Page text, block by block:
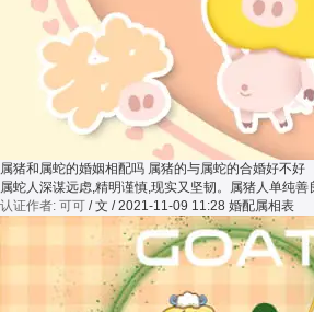
属猪和属蛇的婚姻相配吗 属猪的与属蛇的合婚好不好
属蛇人深谋远虑,精明谨慎,现实又坚韧。属猪人单纯
认证作者: 可可 / 文 / 2021-11-09 11:28 婚配属相表